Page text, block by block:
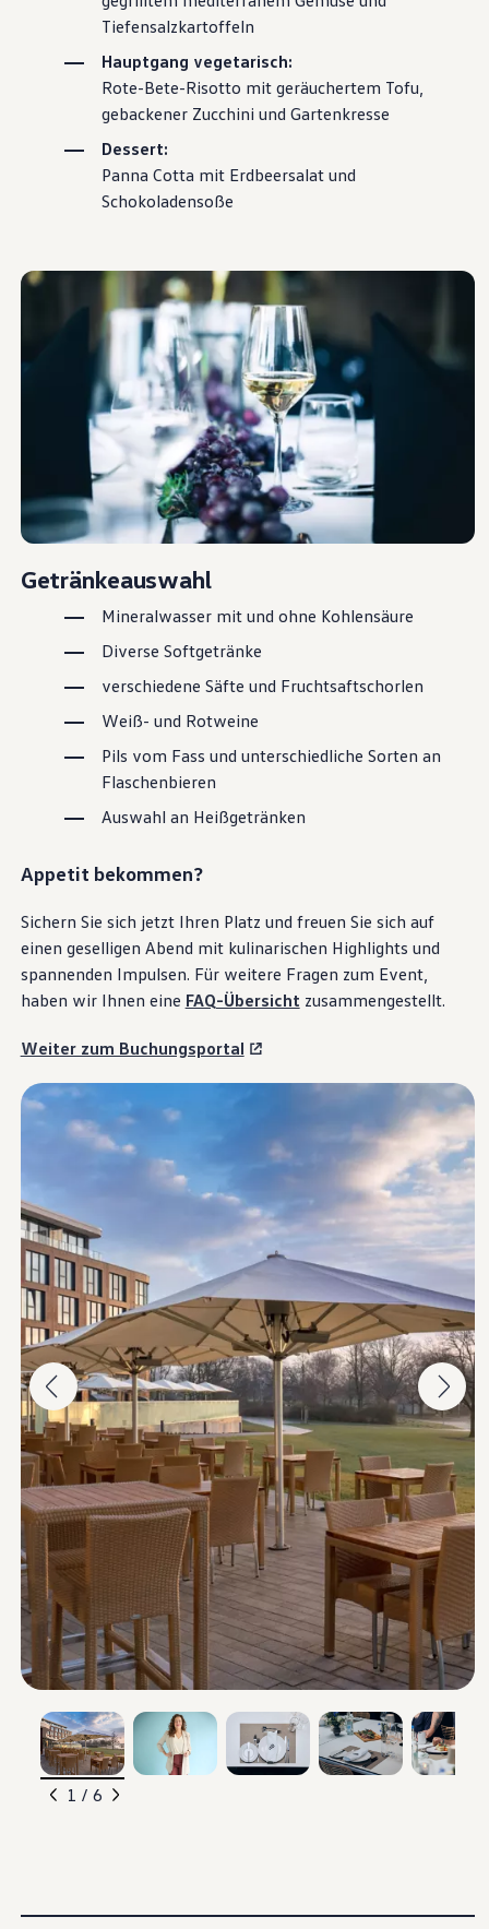
Tiefensalzkartoffeln
Hauptgang vegetarisch:
Rote-Bete-Risotto mit geräuchertem Tofu,
gebackener Zucchini und Gartenkresse
Dessert:
Panna Cotta mit Erdbeersalat und
Schokoladensoße
Getränkeauswahl
Mineralwasser mit und ohne Kohlensäure
Diverse Softgetränke
verschiedene Säfte und Fruchtsaftschorlen
Weiß- und Rotweine
Pils vom Fass und unterschiedliche Sorten an
Flaschenbieren
Auswahl an Heißgetränken
Appetit bekommen?
Sichern Sie sich jetzt Ihren Platz und freuen Sie sich auf
einen geselligen Abend mit kulinarischen Highlights und
spannenden Impulsen. Für weitere Fragen zum Event,
haben wir Ihnen eine FAQ-Übersicht zusammengestellt.
Weiter zum Buchungsportal
, 1 von 6
1 / 6